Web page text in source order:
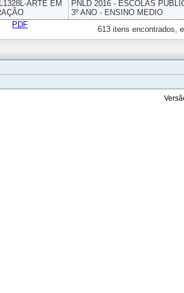
ARTE EM
PNLD 2016 - ESCOLAS
3º ANO - ENSINO MEDIO
613 itens encontrados,
PDF